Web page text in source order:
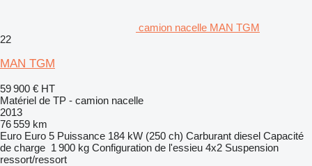
camion nacelle MAN TGM
22
MAN TGM
59 900 € HT
Matériel de TP - camion nacelle
2013
76 559 km
Euro Euro 5 Puissance 184 kW (250 ch) Carburant diesel Capacité
de charge 1 900 kg Configuration de l'essieu 4x2 Suspension
ressort/ressort